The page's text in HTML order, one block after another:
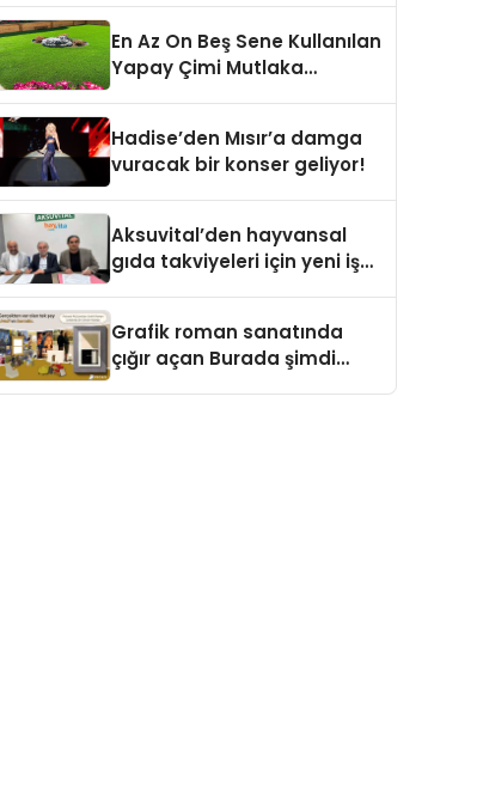
En Az On Beş Sene Kullanılan
Yapay Çimi Mutlaka
Hadise’den Mısır’a damga
vuracak bir konser geliyor!
Aksuvital’den hayvansal
gıda takviyeleri için yeni iş
Grafik roman sanatında
çığır açan Burada şimdi